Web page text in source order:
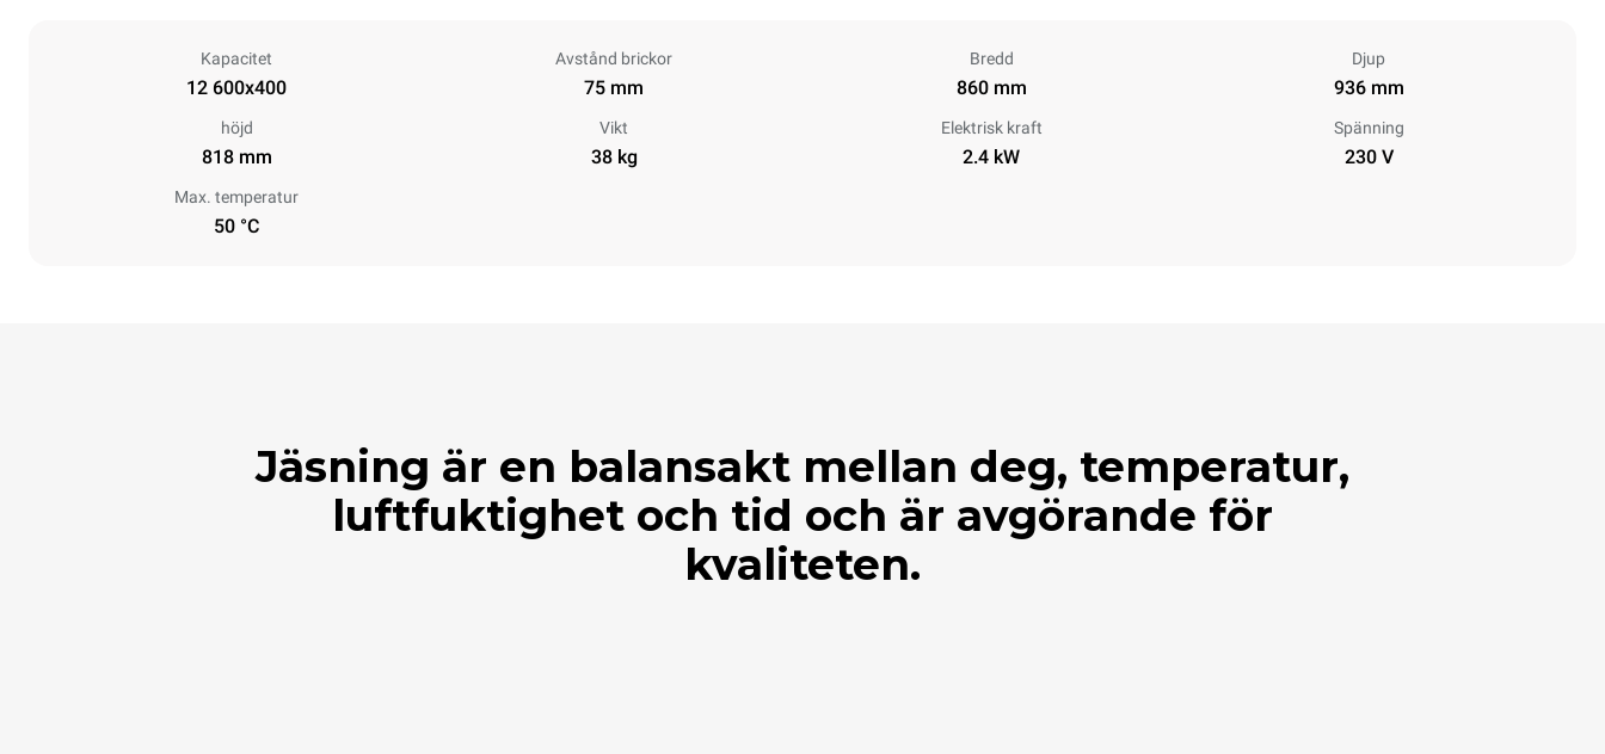
Kapacitet
12 600x400
Avstånd brickor
75 mm
Bredd
860 mm
Djup
936 mm
höjd
818 mm
Vikt
38 kg
Elektrisk kraft
2.4 kW
Spänning
230 V
Max. temperatur
50 °C
Jäsning är en balansakt mellan deg, temperatur,
luftfuktighet och tid och är avgörande för
kvaliteten.